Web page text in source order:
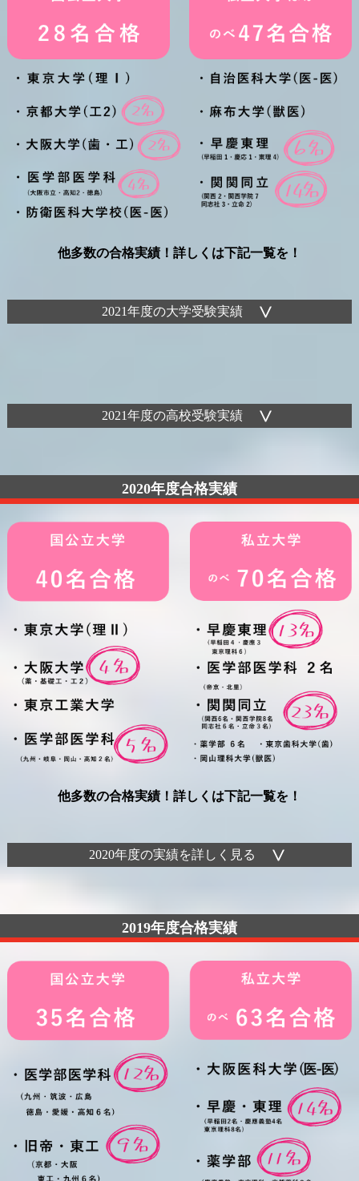
他多数の合格実績！詳しくは下記一覧を！
2021年度の大学受験実績
2021年度の高校受験実績
2020年度合格実績
他多数の合格実績！詳しくは下記一覧を！
2020年度の実績を詳しく見る
2019年度合格実績